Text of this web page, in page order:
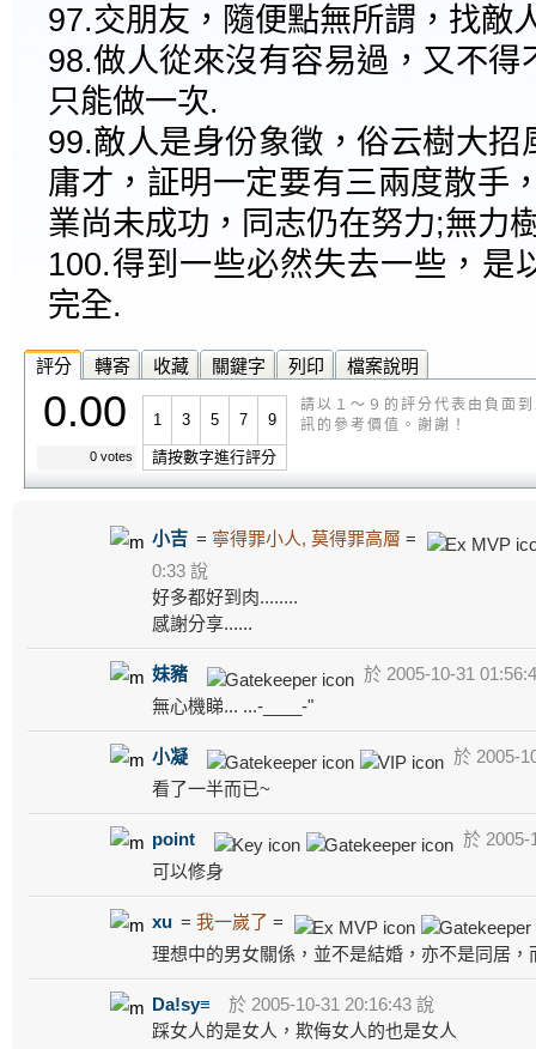
97.交朋友，隨便點無所謂，找敵
98.做人從來沒有容易過，又不得
只能做一次.
99.敵人是身份象徵，俗云樹大招
庸才，証明一定要有三兩度散手
業尚未成功，同志仍在努力;無力
100.得到一些必然失去一些，是
完全.
評分 轉寄 收藏 關鍵字 列印 檔案說明
0.00
0 votes
1 3 5 7 9
請按數字進行評分
請以１～９的評分代表由負面
訊的參考價值。謝謝！
小吉 = 寧得罪小人, 莫得罪高層 =
0:33 說
好多都好到肉........
感謝分享......
妹豬
於 2005-10-31
無心機睇... ...-____-"
小凝
於 2005-
看了一半而已~
point
於 2005-
可以修身
xu =我一嵗了 =
理想中的男女關係，並不是結婚，亦不是同居
Da!sy≡
於 2005-10-31 20:16:43 說
踩女人的是女人，欺侮女人的也是女人